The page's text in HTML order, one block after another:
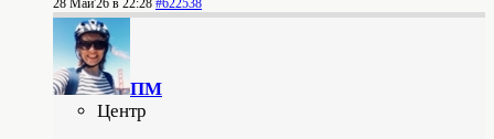
ПМ
Центр